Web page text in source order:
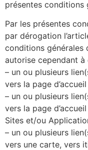
présentes conditions
Par les présentes
par dérogation
conditions générales
autorise cependant à
– un ou plusieurs
vers la page
– un ou plusieurs
vers la page
Sites et/ou
– un ou plusieurs
vers une carte, vers